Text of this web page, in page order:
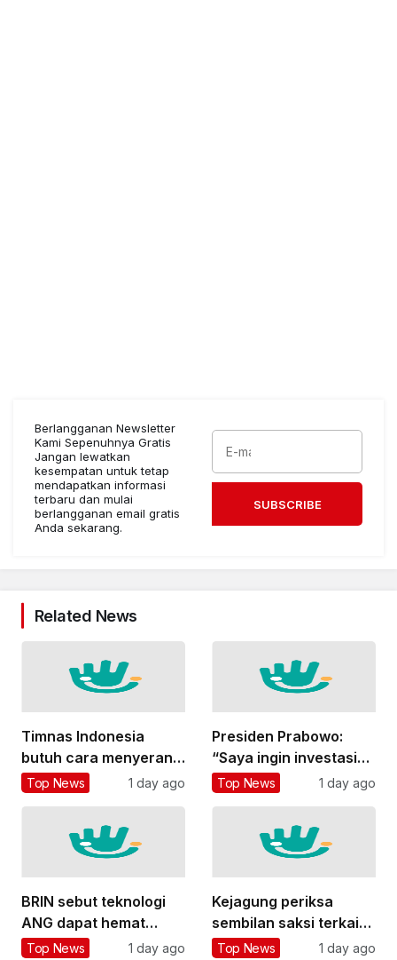
Berlangganan Newsletter
Kami Sepenuhnya Gratis
Jangan lewatkan
kesempatan untuk tetap
mendapatkan informasi
terbaru dan mulai
berlangganan email gratis
Anda sekarang.
SUBSCRIBE
Related News
Timnas Indonesia
butuh cara menyerang
yang lebih variatif
Top News 1 day ago
Presiden Prabowo:
“Saya ingin investasi
besar di bidang
Top News 1 day ago
BRIN sebut teknologi
ANG dapat hemat
subsidi LPG hingga
Top News 1 day ago
Kejagung periksa
sembilan saksi terkait
kasus TPPU Febrie
Top News 1 day ago